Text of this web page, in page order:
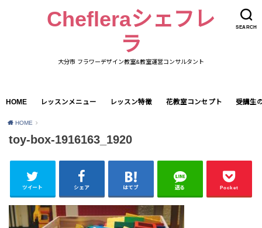
SEARCH
Chefleraシェフレ
ラ
大分市 フラワーデザイン教室&教室運営コンサルタント
HOME レッスンメニュー レッスン特徴 花教室コンセプト 受講生
HOME
toy-box-1916163_1920
ツイート シェア はてブ 送る Pocket